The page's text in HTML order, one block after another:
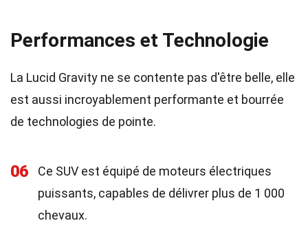
Performances et Technologie
La Lucid Gravity ne se contente pas d'être belle, elle
est aussi incroyablement performante et bourrée
de technologies de pointe.
06
Ce SUV est équipé de moteurs électriques
puissants, capables de délivrer plus de 1 000
chevaux.